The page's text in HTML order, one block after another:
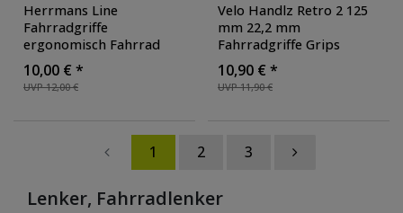
Herrmans Line
Fahrradgriffe
ergonomisch Fahrrad
Griffe winkelverstellbare
Lenkergriffe 22,2 mm
Ausführung: links
UVP 12,00 €
10,00 € *
Velo Handlz Retro 2 125
mm 22,2 mm
Fahrradgriffe Grips
Lenkergriffe Set rechts
links rutschfest
braun
UVP 11,90 €
10,90 € *
1 2 3
Lenker, Fahrradlenker